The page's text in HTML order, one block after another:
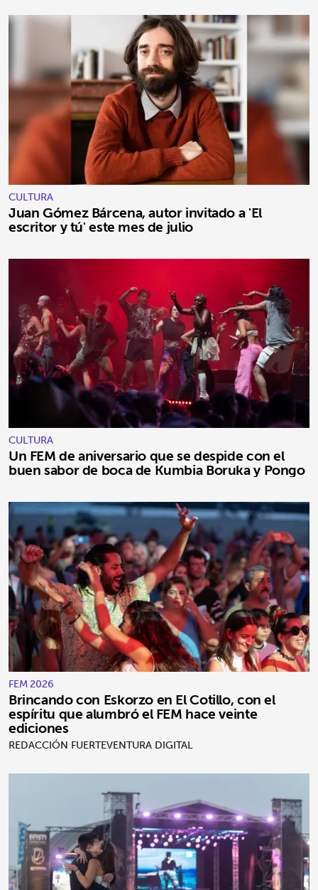
CULTURA
Juan Gómez Bárcena, autor invitado a 'El
escritor y tú' este mes de julio
CULTURA
Un FEM de aniversario que se despide con el
buen sabor de boca de Kumbia Boruka y Pongo
FEM 2026
Brincando con Eskorzo en El Cotillo, con el
espíritu que alumbró el FEM hace veinte
ediciones
REDACCIÓN FUERTEVENTURA DIGITAL